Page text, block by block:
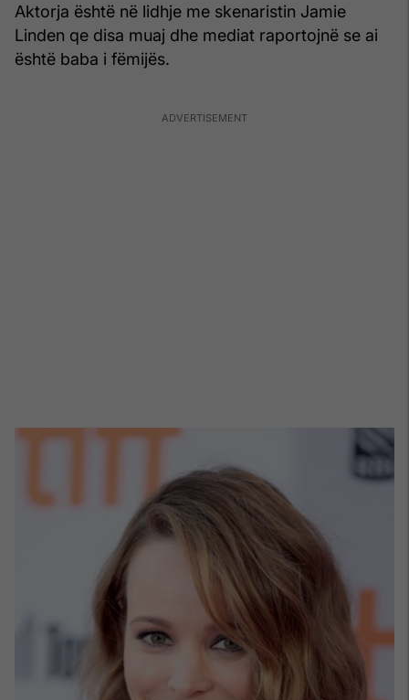
Aktorja është në lidhje me skenaristin Jamie
Linden qe disa muaj dhe mediat raportojnë se ai
është baba i fëmijës.